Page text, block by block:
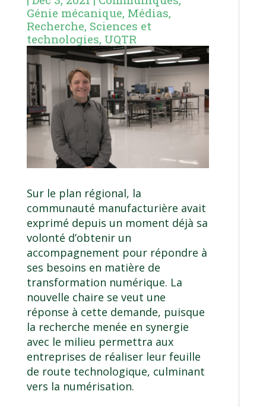
Génie mécanique, Médias,
Recherche, Sciences et
technologies, UQTR
Sur le plan régional, la
communauté manufacturière avait
exprimé depuis un moment déjà sa
volonté d’obtenir un
accompagnement pour répondre à
ses besoins en matière de
transformation numérique. La
nouvelle chaire se veut une
réponse à cette demande, puisque
la recherche menée en synergie
avec le milieu permettra aux
entreprises de réaliser leur feuille
de route technologique, culminant
vers la numérisation.